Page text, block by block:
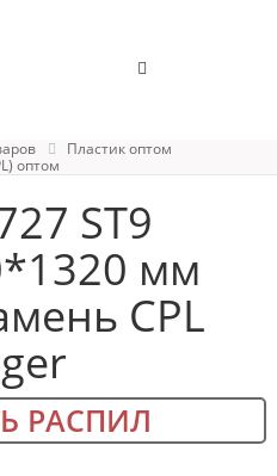
Пластик оптом
оптом
ST9
мм
CPL
РАСПИЛ